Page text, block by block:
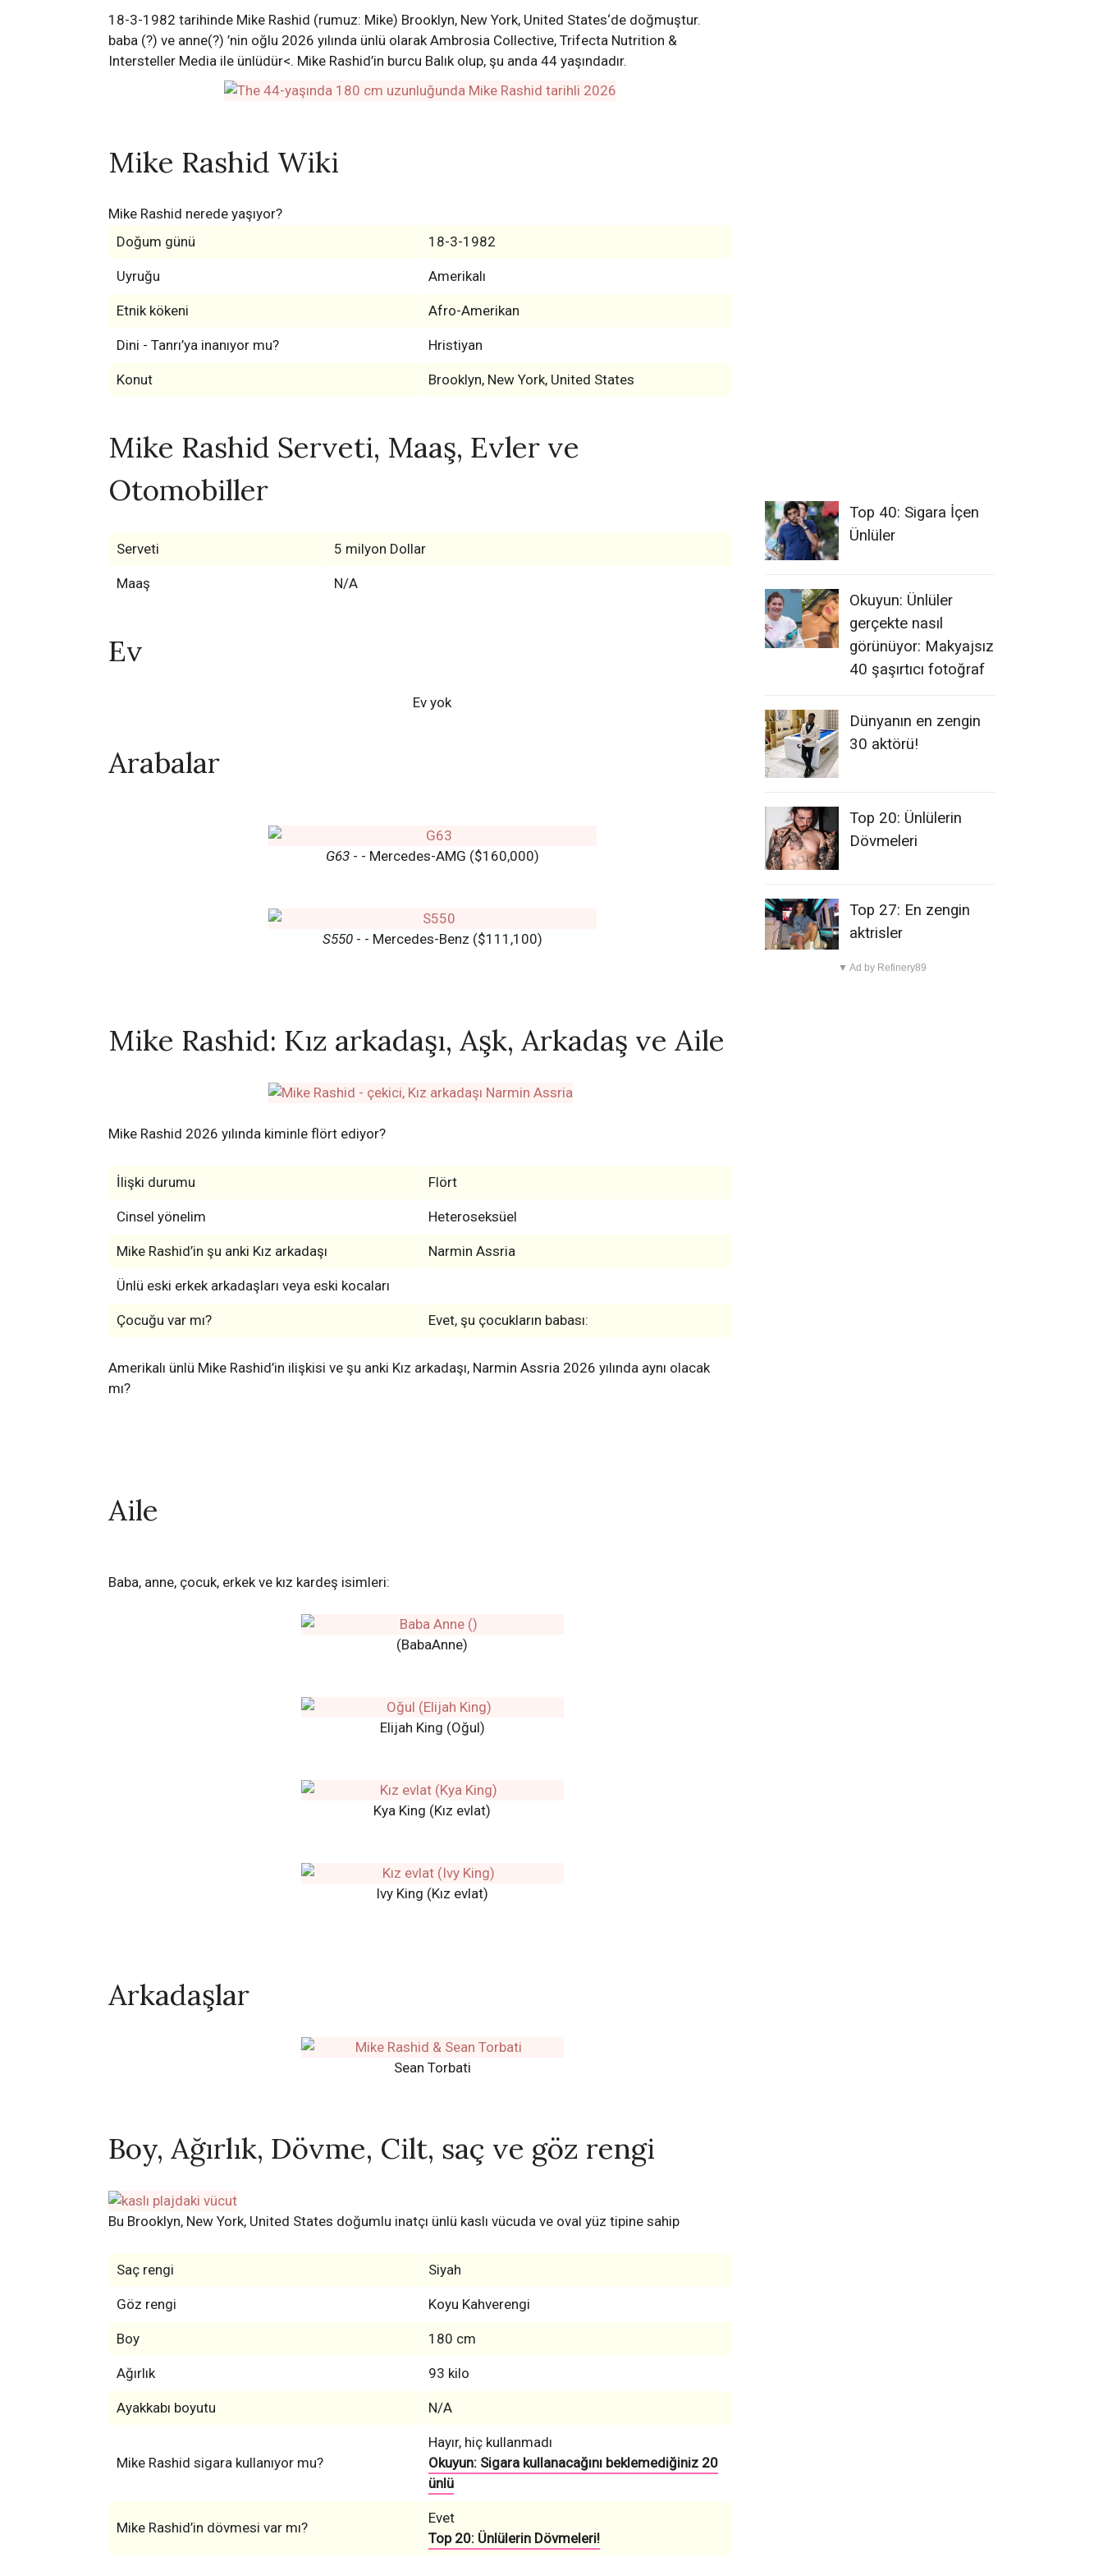
18-3-1982 tarihinde Mike Rashid (rumuz: Mike) Brooklyn, New York, United States‘de doğmuştur.
baba (?) ve anne(?) ’nin oğlu 2026 yılında ünlü olarak Ambrosia Collective, Trifecta Nutrition &
Intersteller Media ile ünlüdür<. Mike Rashid’in burcu Balık olup, şu anda 44 yaşındadır.
Mike Rashid Wiki
Mike Rashid nerede yaşıyor?
Doğum günü
18-3-1982
Uyruğu Amerikalı
Etnik kökeni Afro-Amerikan
Dini - Tanrı’ya inanıyor mu? Hristiyan
Konut Brooklyn, New York, United States
Mike Rashid Serveti, Maaş, Evler ve
Otomobiller
Serveti 5 milyon Dollar
Maaş N/A
Ev
Ev yok
Arabalar
G63- - Mercedes-AMG ($160,000)
S550- - Mercedes-Benz ($111,100)
Mike Rashid: Kız arkadaşı, Aşk, Arkadaş ve Aile
Mike Rashid 2026 yılında kiminle flört ediyor?
İlişki durumu Flört
Cinsel yönelim Heteroseksüel
Mike Rashid’in şu anki Kız arkadaşı Narmin Assria
Ünlü eski erkek arkadaşları veya eski kocaları
Çocuğu var mı? Evet, şu çocukların babası:
Amerikalı ünlü Mike Rashid’in ilişkisi ve şu anki Kız arkadaşı, Narmin Assria 2026 yılında aynı olacak
mı?
Aile
Baba, anne, çocuk, erkek ve kız kardeş isimleri:
(BabaAnne)
Elijah King (Oğul)
Kya King (Kız evlat)
Ivy King (Kız evlat)
Arkadaşlar
Sean Torbati
Boy, Ağırlık, Dövme, Cilt, saç ve göz rengi
Bu Brooklyn, New York, United States doğumlu inatçı ünlü kaslı vücuda ve oval yüz tipine sahip
Saç rengi Siyah
Göz rengi Koyu Kahverengi
Boy 180 cm
Ağırlık 93 kilo
Ayakkabı boyutu N/A
Mike Rashid sigara kullanıyor mu?
Hayır, hiç kullanmadı
Okuyun: Sigara kullanacağını beklemediğiniz 20
ünlü
Mike Rashid’in dövmesi var mı?
Evet
Top 20: Ünlülerin Dövmeleri!
Top 40: Sigara İçen
Ünlüler
Okuyun: Ünlüler
gerçekte nasıl
görünüyor: Makyajsız
40 şaşırtıcı fotoğraf
Dünyanın en zengin
30 aktörü!
Top 20: Ünlülerin
Dövmeleri
Top 27: En zengin
aktrisler
▼ Ad by Refinery89